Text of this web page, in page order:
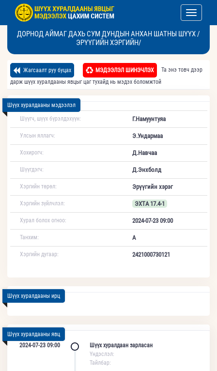
Toggle
ДОРНОД АЙМАГ ДАХЬ СУМ ДУНДЫН АНХАН ШАТНЫ ШҮҮХ /
ЭРҮҮГИЙН ХЭРГИЙН/
Жагсаалт руу буцах МЭДЭЭЛЭЛ ШИНЭЧЛЭХ
Та энэ товч дээр
дарж шүүх хуралдааны явцыг цаг тухайд нь мэдэх боломжтой
Шүүх хуралдааны мэдээлэл
Шүүгч, шүүх бүрэлдэхүүн:
Г.Намуунтуяа
Улсын яллагч: Э.Ундармаа
Хохирогч: Д.Навчаа
Шүүгдэгч: Д.Энхболд
Хэргийн төрөл: Эрүүгийн хэрэг
Хэргийн зүйлчлэл: ЭХТА 17.4-1
Хурал болох огноо: 2024-07-23 09:00
Танхим: А
Хэргийн дугаар: 2421000730121
Шүүх хуралдааны ирц
Шүүх хуралдааны явц
2024-07-23 09:00
Шүүх хуралдаан зарласан
Үндэслэл:
Тайлбар: